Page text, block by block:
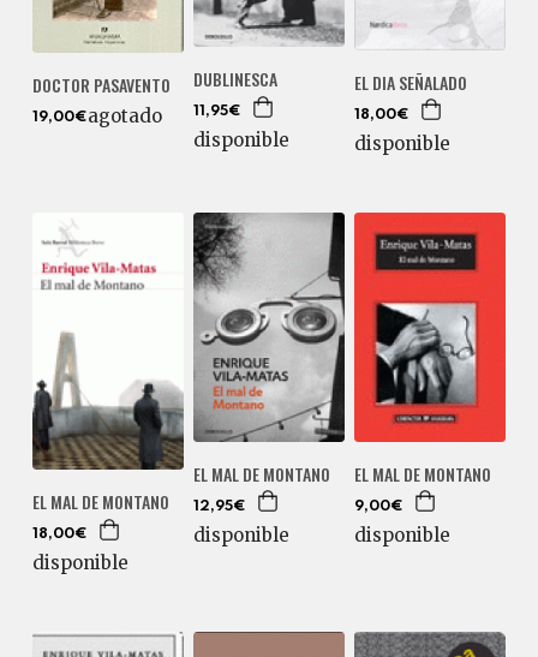
DOCTOR PASAVENTO
19,00€agotado
DUBLINESCA
11,95€
disponible
EL DIA SEÑALADO
18,00€
disponible
EL MAL DE MONTANO
18,00€
disponible
EL MAL DE MONTANO
12,95€
disponible
EL MAL DE MONTANO
9,00€
disponible